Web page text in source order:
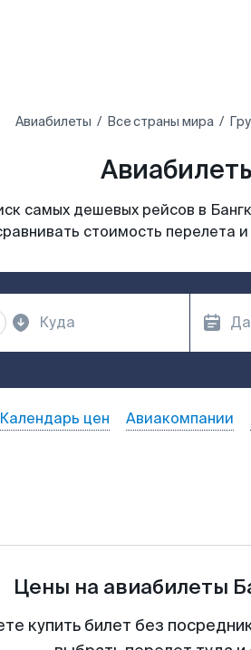
Авиабилеты Все страны мира
самых дешевых рейсов в
стоимость перелета
Календарь цен Авиакомпании
Цены на авиабилеты
купить билет без